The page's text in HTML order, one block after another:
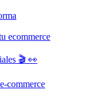
ecommerce
🎬 👀
commerce